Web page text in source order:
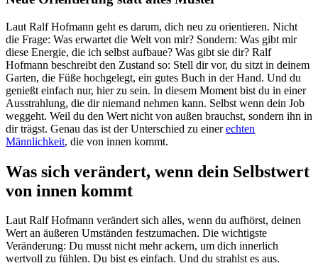
Laut Ralf Hofmann geht es darum, dich neu zu orientieren. Nicht
die Frage: Was erwartet die Welt von mir? Sondern: Was gibt mir
diese Energie, die ich selbst aufbaue? Was gibt sie dir? Ralf
Hofmann beschreibt den Zustand so: Stell dir vor, du sitzt in deinem
Garten, die Füße hochgelegt, ein gutes Buch in der Hand. Und du
genießt einfach nur, hier zu sein. In diesem Moment bist du in einer
Ausstrahlung, die dir niemand nehmen kann. Selbst wenn dein Job
weggeht. Weil du den Wert nicht von außen brauchst, sondern ihn in
dir trägst. Genau das ist der Unterschied zu einerechten
Männlichkeit, die von innen kommt.
Was sich verändert, wenn dein Selbstwert
von innen kommt
Laut Ralf Hofmann verändert sich alles, wenn du aufhörst, deinen
Wert an äußeren Umständen festzumachen. Die wichtigste
Veränderung: Du musst nicht mehr ackern, um dich innerlich
wertvoll zu fühlen. Du bist es einfach. Und du strahlst es aus.